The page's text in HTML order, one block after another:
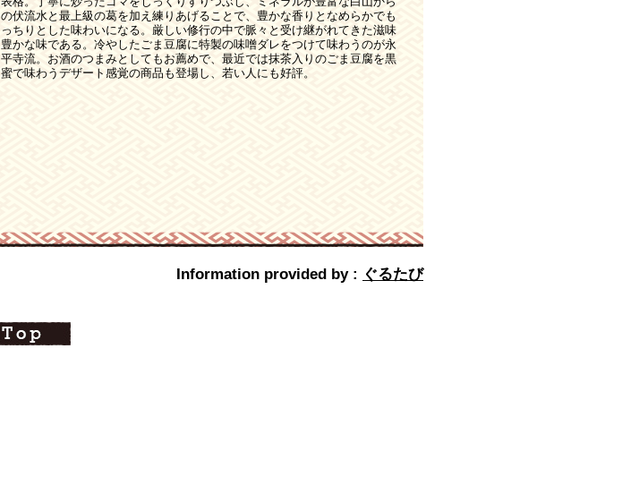
の伏流水と最上級の葛を加え練りあげることで、豊かな香りとなめらかでも
っちりとした味わいになる。厳しい修行の中で脈々と受け継がれてきた滋味
豊かな味である。冷やしたごま豆腐に特製の味噌ダレをつけて味わうのが永
平寺流。お酒のつまみとしてもお薦めで、最近では抹茶入りのごま豆腐を黒
蜜で味わうデザート感覚の商品も登場し、若い人にも好評。
Information provided by : ぐるたび